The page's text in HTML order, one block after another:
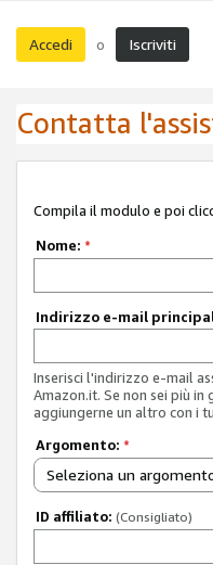
Accedi o Iscriviti
Contatta
Compila il modulo e poi
Nome: *
Indirizzo e-mail
Inserisci l'indirizzo e-mail
Amazon.it. Se non sei più
aggiungerne un altro con i
Argomento: *
Seleziona un
ID affiliato: (Consigliato)